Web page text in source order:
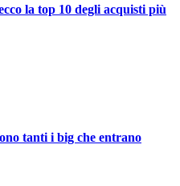
la top 10 degli acquisti più
tanti i big che entrano